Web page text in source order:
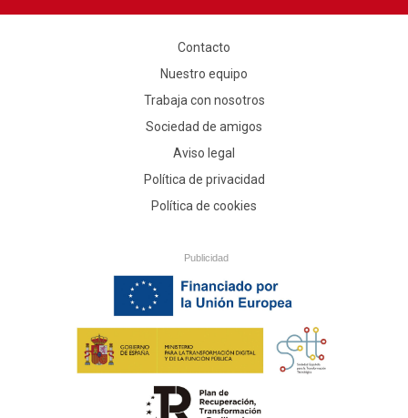
Contacto
Nuestro equipo
Trabaja con nosotros
Sociedad de amigos
Aviso legal
Política de privacidad
Política de cookies
Publicidad